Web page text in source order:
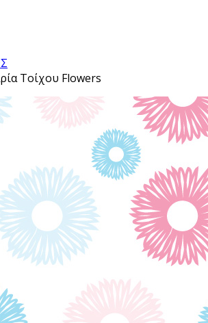
Τοίχου Flowers